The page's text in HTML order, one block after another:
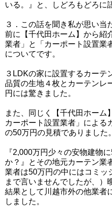
いる。』と、しどろもどろに
３．この話を聞き私が思い当
前に【千代田ホーム】から紹
業者」と「カーポート設置業
についてです。
３LDKの家に設置するカーテ
品質の生地４枚とカーテンレ
円には驚きました。
また、同じく【千代田ホーム
カーポート設置業者」による
の50万円の見積でありました。
『2,000万円少々の安物建物
か？』とその地元カーテン業
業者は50万円の中にはコミッ
まで言いませんでしたが、）
結果として川越市外の他業者
しました。